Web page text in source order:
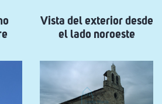
la
de
de
la
Asunción
Vista del exterior desde
el lado noroeste